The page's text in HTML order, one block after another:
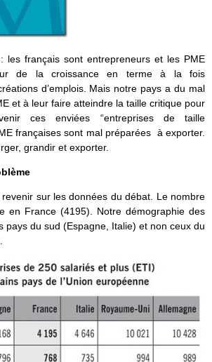
les français sont entrepreneurs et les PME
de la croissance en terme à la fois
d’emplois. Mais notre pays a du mal
et à leur faire atteindre la taille critique pour
ces enviées “entreprises de taille
françaises sont mal préparées à exporter.
grandir et exporter.
sur les données du débat. Le nombre
en France (4195). Notre démographie des
pays du sud (Espagne, Italie) et non ceux du